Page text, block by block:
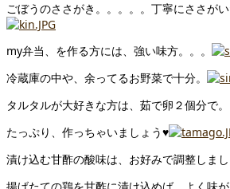
ごぼうのささがき。。。。。丁寧にささがい
my弁当、を作る方には、強い味方。。。
冷蔵庫の中や、余ってるお野菜で十分。
タルタルが大好きな方は、茹で卵２個分で。
たっぷり、作っちゃいましょう♥
漬け込む甘酢の酸味は、お好みで調整しまし